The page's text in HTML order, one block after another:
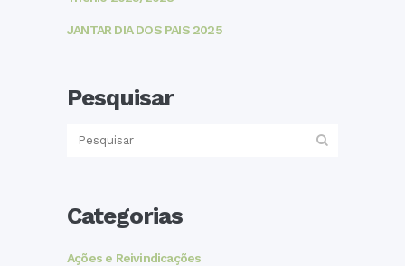
JANTAR DIA DOS PAIS 2025
Pesquisar
Categorias
Ações e Reivindicações